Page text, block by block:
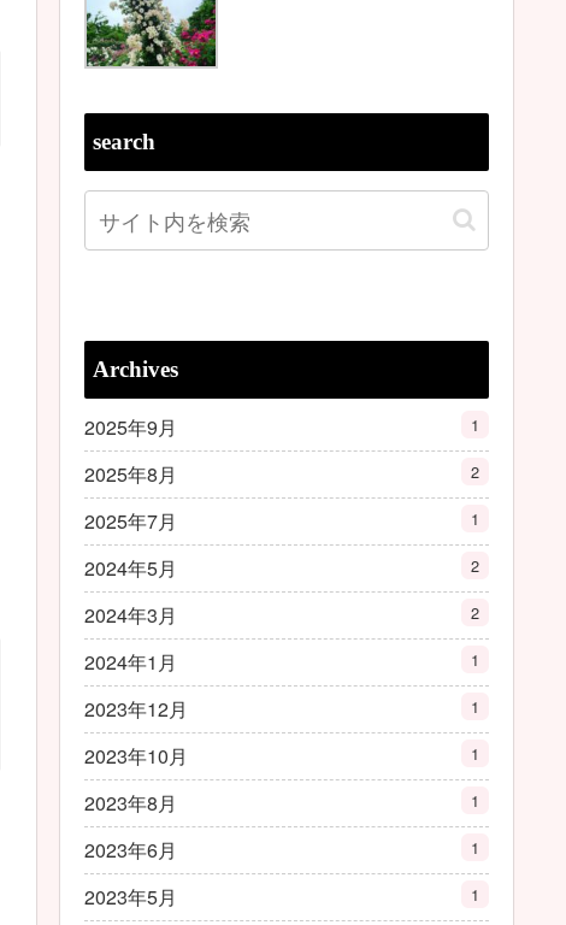
search
Archives
2025年9月 1
2025年8月 2
2025年7月 1
2024年5月 2
2024年3月 2
2024年1月 1
2023年12月 1
2023年10月 1
2023年8月 1
2023年6月 1
2023年5月 1